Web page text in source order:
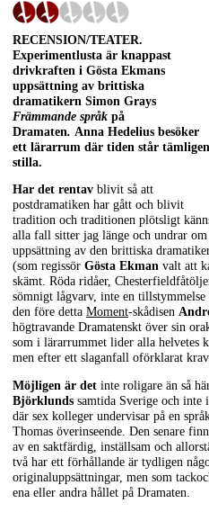
RECENSION/TEATER.
Experimentlusta är knappast
drivkraften i Gösta Ekmans
uppsättning av brittiska
dramatikern Simon Grays
Främmande språk på
Dramaten. Anna Hedelius besöker
ett lärarrum där tiden står tämligen
stilla.
Har det rentav blivit så att
postdramatiken har gått och blivit
tradition och traditionen plötsligt
alla fall sitter jag länge och undrar
uppsättning av den brittiska
(som regissör Gösta Ekman valt att
skämt. Röda ridåer,
sömnigt lågvarv, inte en
den före detta Moment-skådisen
högtravande Dramatenskt över sin
som i lärarrummet lider alla helvetes
men efter ett slaganfall oförklarat
Möjligen är det inte roligare än så
Björklunds samtida Sverige och inte
där sex kolleger undervisar på en
Thomas överinseende. Den senare
av en saktfärdig, inställsam och
två har ett förhållande är tydligen
originaluppsättningar, men som
ena eller andra hållet på Dramaten.